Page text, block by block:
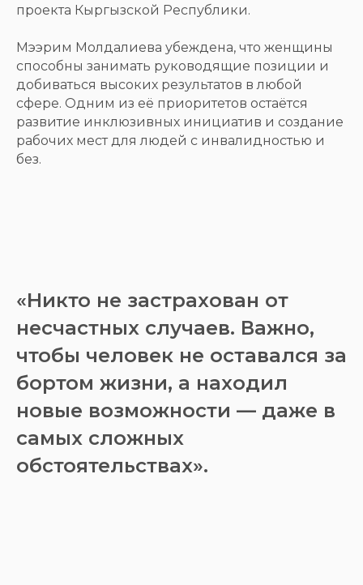
проекта Кыргызской Республики.
Мээрим Молдалиева убеждена, что женщины
способны занимать руководящие позиции и
добиваться высоких результатов в любой
сфере. Одним из её приоритетов остаётся
развитие инклюзивных инициатив и создание
рабочих мест для людей с инвалидностью и
без.
«Никто не застрахован от
несчастных случаев. Важно,
чтобы человек не оставался за
бортом жизни, а находил
новые возможности — даже в
самых сложных
обстоятельствах».